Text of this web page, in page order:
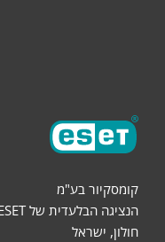
קומסקיור בע"מ
הנציגה הבלעדית של ESET בישראל
חולון, ישראל